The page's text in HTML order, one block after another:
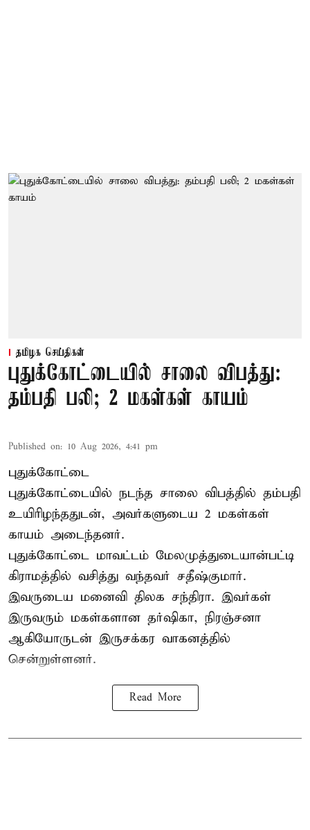
தமிழக செய்திகள்
புதுக்கோட்டையில் சாலை விபத்து:
தம்பதி பலி; 2 மகள்கள் காயம்
Published on: 10 Aug 2026, 4:41 pm
புதுக்கோட்டை
புதுக்கோட்டையில் நடந்த சாலை விபத்தில் தம்பதி
உயிரிழந்ததுடன், அவர்களுடைய 2 மகள்கள்
காயம் அடைந்தனர்.
புதுக்கோட்டை மாவட்டம் மேலமுத்துடையான்பட்டி
கிராமத்தில் வசித்து வந்தவர் சதீஷ்குமார்.
இவருடைய மனைவி திலக சந்திரா. இவர்கள்
இருவரும் மகள்களான தர்ஷிகா, நிரஞ்சனா
ஆகியோருடன் இருசக்கர வாகனத்தில்
சென்றுள்ளனர்.
Read More